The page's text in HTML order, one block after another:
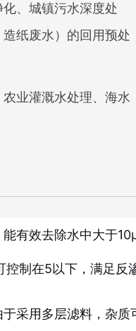
、城镇污水深度处
纸废水）的回用预处
业灌溉水处理、海水
有效去除水中大于
控制在5以下，满足反
采用多层滤料，杂